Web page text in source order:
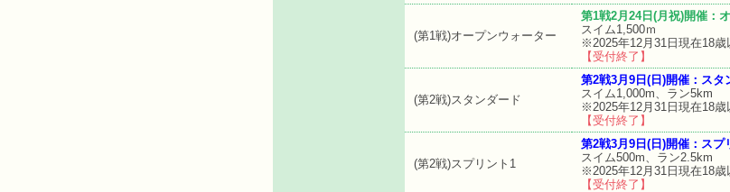
(第1戦)オープンウォーター
第1戦2月24日(月祝)開催：
スイム1,500ｍ
※2025年12月31日現在18歳
【受付終了】
(第2戦)スタンダード
第2戦3月9日(日)開催：スタ
スイム1,000m、ラン5km
※2025年12月31日現在18歳
【受付終了】
(第2戦)スプリント1
第2戦3月9日(日)開催：スプ
スイム500m、ラン2.5km
※2025年12月31日現在18歳
【受付終了】